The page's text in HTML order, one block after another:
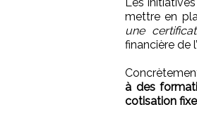
mettre en
une
financière de
à des
cotisation fixe